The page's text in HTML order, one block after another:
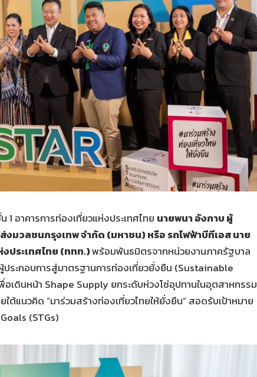
อาคารการท่องเที่ยวแห่งประเทศไทย นายพนา อังกาบ ผู้
มวลชนกรุงเทพ จำกัด (มหาชน) หรือ รถไฟฟ้าบีทีเอส นาย
ประเทศไทย (ททท.)พร้อมพันธมิตรจากหน่วยงานภาครัฐบาล
ประกอบการสู่มาตรฐานการท่องเที่ยวยั่งยืน (Sustainable
เดินหน้า Shape Supply ยกระดับห่วงโซ่อุปทานในอุตสาหกรรม
ต้แนวคิด “มาร่วมสร้างท่องเที่ยวไทยให้ยั่งยืน” สอดรับเป้าหมาย
(STGs)